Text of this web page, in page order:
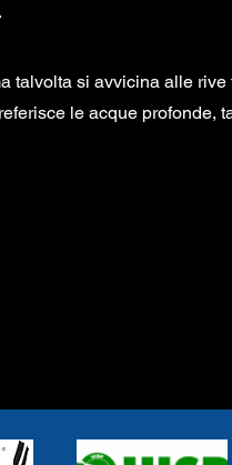
talvolta si avvicina alle
le acque profonde,